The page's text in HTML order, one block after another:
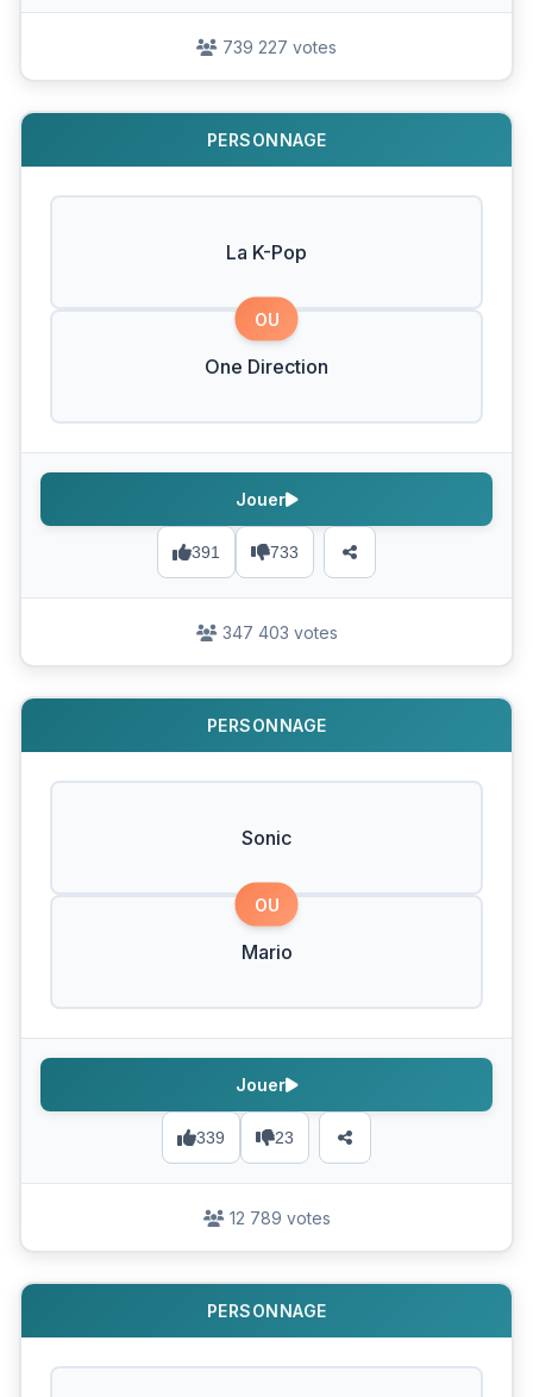
739 227 votes
PERSONNAGE
La K-Pop
OU
One Direction
391 733
Jouer
347 403 votes
PERSONNAGE
Sonic
OU
Mario
339 23
Jouer
12 789 votes
PERSONNAGE